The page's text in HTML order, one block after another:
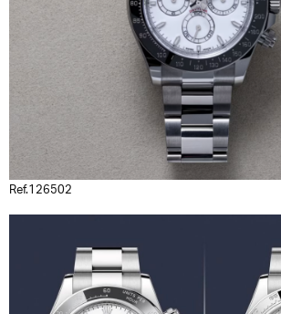
Ref.126502